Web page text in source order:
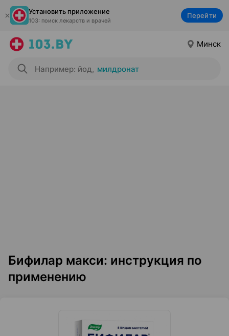
Установить приложение
103: поиск лекарств и врачей
Перейти
Минск
Например: йод, милдронат
Бифилар макси: инструкция по
применению